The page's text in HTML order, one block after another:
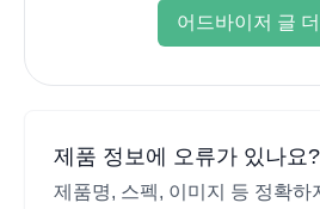
어드바이저 글 더
제품 정보에 오류가 있나요?
제품명, 스펙, 이미지 등 정확하